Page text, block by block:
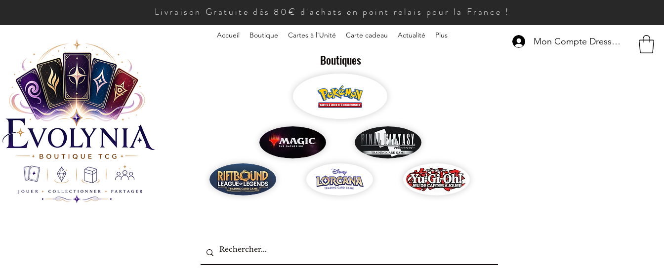
Livraison Gratuite dès 80€ d'achats en point relais pour la France !
Accueil Boutique Cartes à l'Unité Carte cadeau Actualité Plus
Boutiques
Mon Compte Dresseur